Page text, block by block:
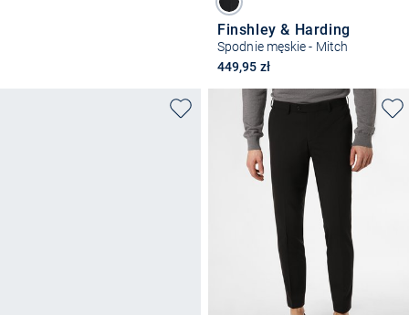
Finshley & Harding
Spodnie męskie - Mitch
449,95 zł